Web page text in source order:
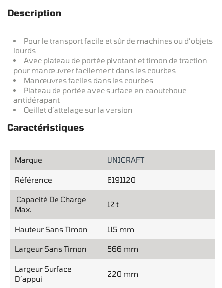
Description
Pour le transport facile et sûr de machines ou d’objets
lourds
Avec plateau de portée pivotant et timon de traction
pour manœuvrer facilement dans les courbes
Manœuvres faciles dans les courbes
Plateau de portée avec surface en caoutchouc
antidérapant
Oeillet d’attelage sur la version
Caractéristiques
Marque UNICRAFT
Référence 6191120
Capacité De Charge
Max.
12 t
Hauteur Sans Timon 115 mm
Largeur Sans Timon 566 mm
Largeur Surface
D’appui
220 mm